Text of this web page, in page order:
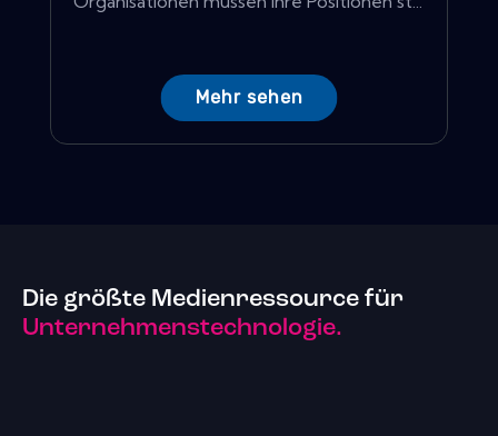
Mehr sehen
Die größte Medienressource für
Unternehmenstechnologie.